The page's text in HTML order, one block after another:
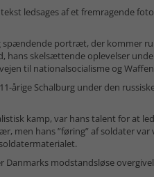
ledsages af et fremragende
spændende portræt, der kommer
hans skelsættende oplevelser
til nationalsocialisme og
årige Schalburg under den
kamp, var hans talent for at
men hans ”føring” af soldater var
modstandsløse